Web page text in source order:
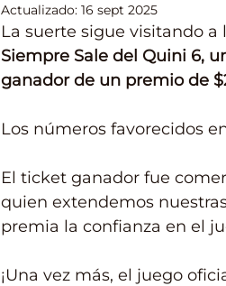
Actualizado: 16 sept 2025
La suerte sigue visitando a
Siempre Sale del Quini 6,
ganador de un premio de
Los números favorecidos
El ticket ganador fue
quien extendemos
premia la confianza en el
¡Una vez más, el juego